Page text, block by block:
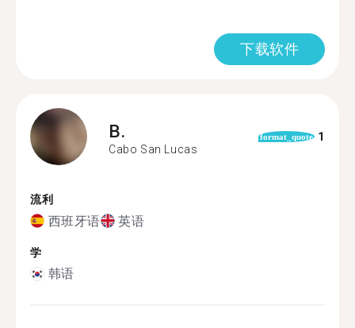
下载软件
B.
Cabo San Lucas
format_quote 1
流利
西班牙语 英语
学
韩语